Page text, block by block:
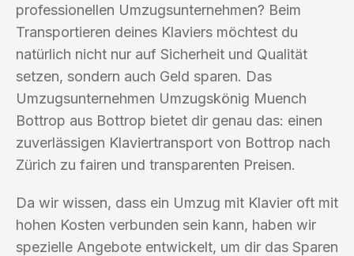
professionellen Umzugsunternehmen? Beim
Transportieren deines Klaviers möchtest du
natürlich nicht nur auf Sicherheit und Qualität
setzen, sondern auch Geld sparen. Das
Umzugsunternehmen Umzugskönig Muench
Bottrop aus Bottrop bietet dir genau das: einen
zuverlässigen Klaviertransport von Bottrop nach
Zürich zu fairen und transparenten Preisen.
Da wir wissen, dass ein Umzug mit Klavier oft mit
hohen Kosten verbunden sein kann, haben wir
spezielle Angebote entwickelt, um dir das Sparen